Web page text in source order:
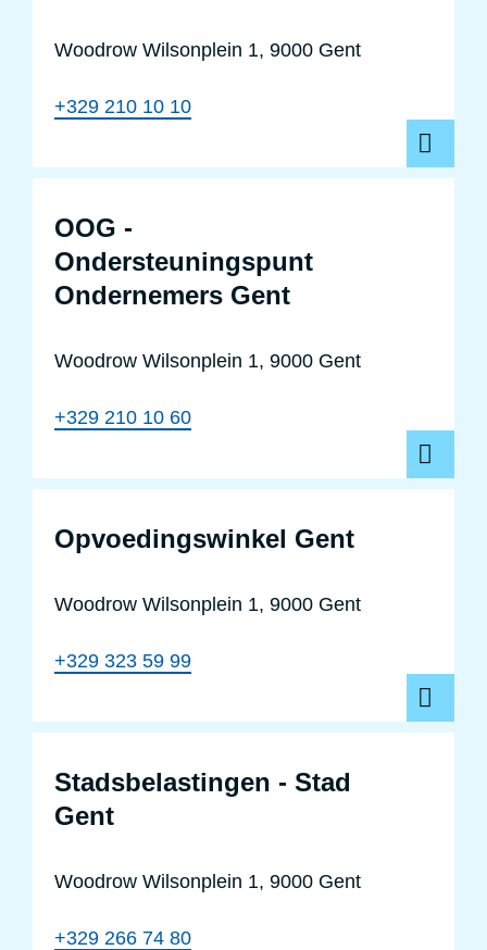
Woodrow Wilsonplein 1, 9000 Gent
+329 210 10 10
OOG -
Ondersteuningspunt
Ondernemers Gent
Woodrow Wilsonplein 1, 9000 Gent
+329 210 10 60
Opvoedingswinkel Gent
Woodrow Wilsonplein 1, 9000 Gent
+329 323 59 99
Stadsbelastingen - Stad
Gent
Woodrow Wilsonplein 1, 9000 Gent
+329 266 74 80